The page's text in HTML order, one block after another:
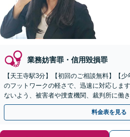
業務妨害罪・信用毀損罪
【天王寺駅3分】【初回のご相談無料】【
のフットワークの軽さで、迅速に対応しま
ないよう、被害者や捜査機関、裁判所に働
き込まれたらすぐにご連絡を【電話・WEB
料金表を見る